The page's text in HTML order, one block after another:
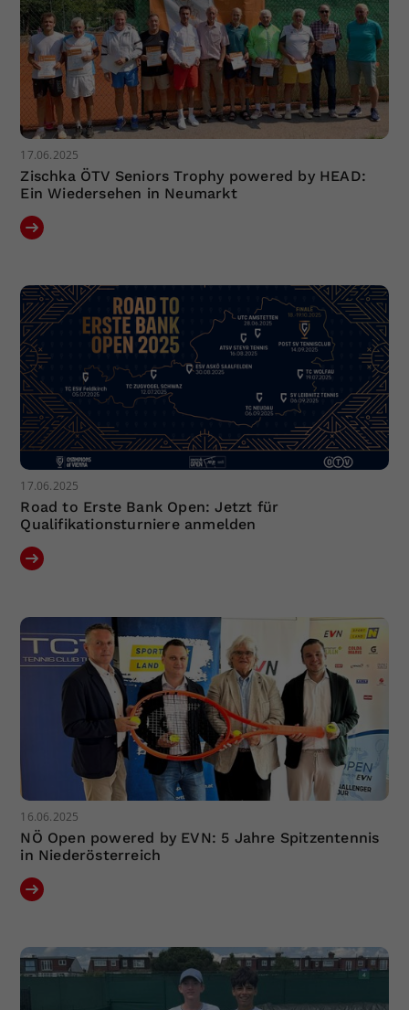
17.06.2025
Zischka ÖTV Seniors Trophy powered by HEAD:
Ein Wiedersehen in Neumarkt
17.06.2025
Road to Erste Bank Open: Jetzt für
Qualifikationsturniere anmelden
16.06.2025
NÖ Open powered by EVN: 5 Jahre Spitzentennis
in Niederösterreich